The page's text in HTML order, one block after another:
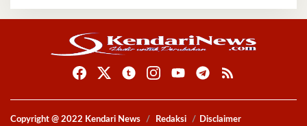
Copyright @ 2022 Kendari News Redaksi Disclaimer